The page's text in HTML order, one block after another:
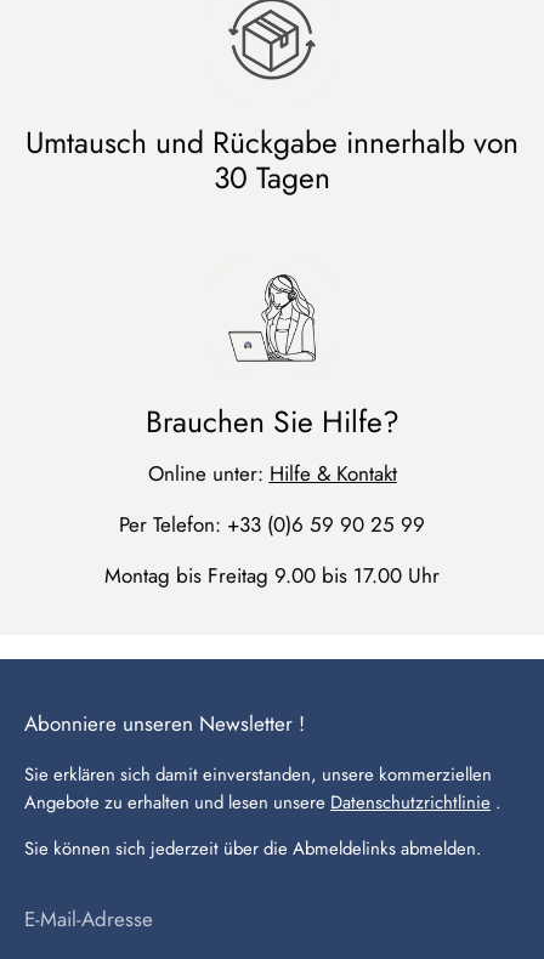
Umtausch und Rückgabe innerhalb von
30 Tagen
Brauchen Sie Hilfe?
Online unter: Hilfe & Kontakt
Per Telefon: +33 (0)6 59 90 25 99
Montag bis Freitag 9.00 bis 17.00 Uhr
Abonniere unseren Newsletter !
Sie erklären sich damit einverstanden, unsere kommerziellen
Angebote zu erhalten und lesen unsere Datenschutzrichtlinie .
Sie können sich jederzeit über die Abmeldelinks abmelden.
E-Mail-Adresse